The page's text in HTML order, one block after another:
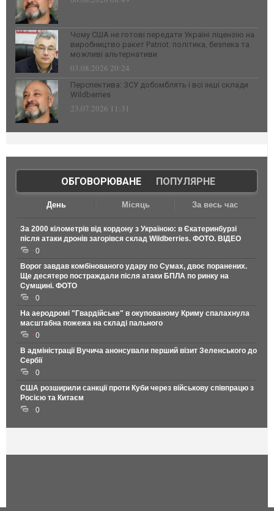
Чому США не готові передати Україні ліцензію на
виробництво ракет Patriot: політика, безпека та
можливі альтернативи
03.08.2026 20:24
Перспектива: ЗСУ добомблять і всі інші склади
Wildberries
23.07.2026 11:31
ОБГОВОРЮВАНЕ| ПОПУЛЯРНЕ
День Місяць За весь час
За 2000 кілометрів від кордону з Україною: в Єкатеринбурзі
після атаки дронів загорівся склад Wildberries. ФОТО. ВІДЕО
0
Ворог завдав комбінованого удару по Сумах, двоє поранених.
Ще десятеро постраждали після атаки БПЛА по ринку на
Сумщині. ФОТО
0
На аеродромі "Гвардійське" в окупованому Криму спалахнула
масштабна пожежа на складі пального
0
В адміністрації Вучича анонсували перший візит Зеленського до
Сербії
0
США розширили санкції проти Куби через військову співпрацю з
Росією та Китаєм
0